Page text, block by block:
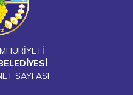
SAYFASI